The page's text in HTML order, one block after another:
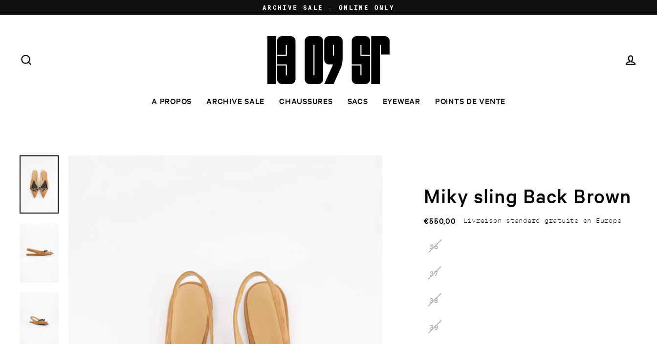
to
ARCHIVE SALE - ONLINE ONLY
A PROPOS ARCHIVE SALE CHAUSSURES SACS EYEWEAR POINTS DE VENTE
Miky sling Back Brown
Regular
€550,00 Livraison standard gratuite en Europe
36
37
38
39